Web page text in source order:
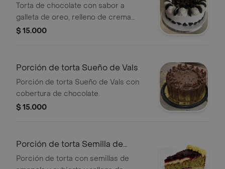
Torta de chocolate con sabor a
galleta de oreo, relleno de crema
super Chantilly, chocolate blanco.
$ 15.000
Porción de torta Sueño de Vals
Porción de torta Sueño de Vals con
cobertura de chocolate.
$ 15.000
Porción de torta Semilla de
Amapola
Porción de torta con semillas de